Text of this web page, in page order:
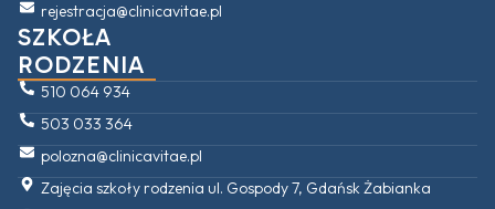
rejestracja@clinicavitae.pl
SZKOŁA
RODZENIA
510 064 934
503 033 364
polozna@clinicavitae.pl
Zajęcia szkoły rodzenia ul. Gospody 7, Gdańsk Żabianka